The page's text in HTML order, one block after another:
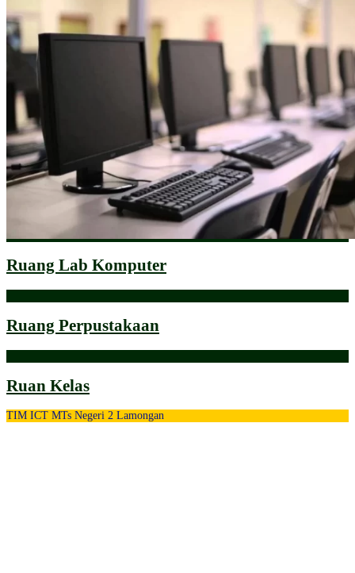
Ruang Lab Komputer
Ruang Perpustakaan
Ruan Kelas
TIM ICT MTs Negeri 2 Lamongan